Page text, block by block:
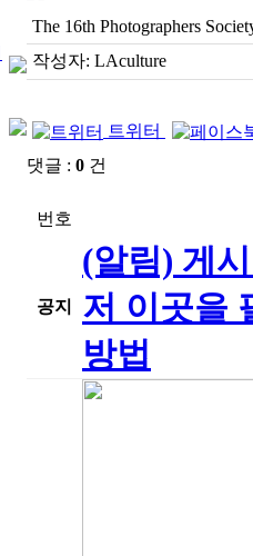
The 16th Photographers
작성자: LAculture
트위터
댓글 : 0 건
번호
공지
(알림) 게
저 이곳을
방법